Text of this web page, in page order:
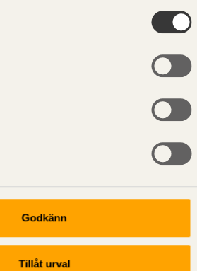
Godkänn
Tillåt urval